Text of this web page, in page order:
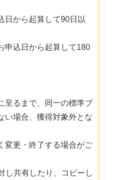
日から起算して90日以
申込日から起算して180
至るまで、同一の標準ブ
い場合、獲得対象外とな
変更・終了する場合がご
し共有したり、コピーし